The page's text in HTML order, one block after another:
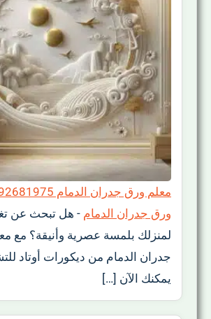
ورق جدران الدمام - هل تبحث عن
لمنزلك بلمسة عصرية وأنيقة؟ مع
جدران الدمام من ديكورات أوتاد
يمكنك الآن […]